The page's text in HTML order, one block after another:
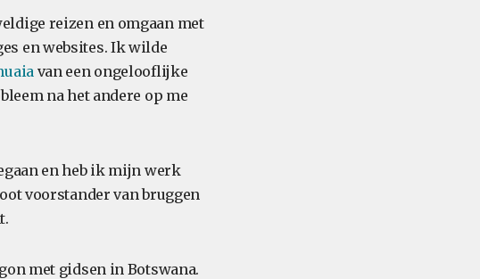
reizen en omgaan met
en websites. Ik wilde
van een ongelooflijke
na het andere op me
en heb ik mijn werk
voorstander van bruggen
met gidsen in Botswana.